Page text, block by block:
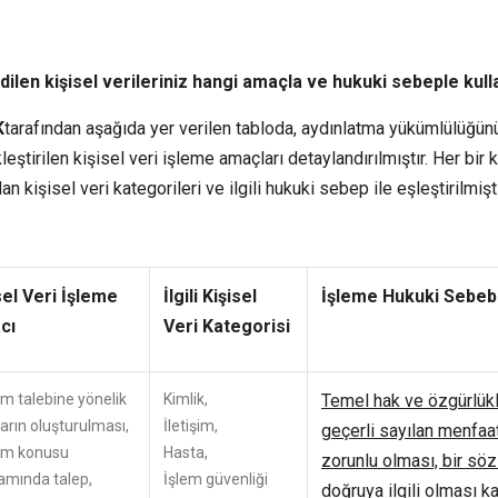
kişisel verileriniz hangi amaçla ve hukuki sebeple
tarafından aşağıda yer verilen tabloda, aydınlatma
kişisel veri işleme amaçları detaylandırılmıştır. Her bir
kişisel veri kategorileri ve ilgili hukuki sebep ile
Veri İşleme
İlgili Kişisel
Veri Kategorisi
İşleme Hukuki
talebine yönelik
oluşturulması,
konusu
talep,
Kimlik,
İletişim,
Hasta,
İşlem güvenliği
Temel hak ve
geçerli sayılan
zorunlu olması, bir
doğruya ilgili olması